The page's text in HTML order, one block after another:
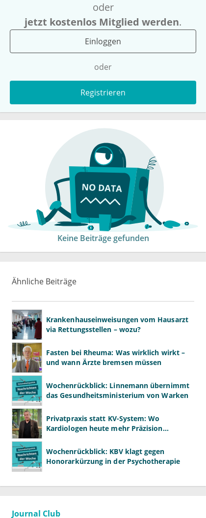
oder
jetzt kostenlos Mitglied werden.
Einloggen
oder
Registrieren
Keine Beiträge gefunden
Ähnliche Beiträge
Krankenhauseinweisungen vom Hausarzt
via Rettungsstellen – wozu?
Fasten bei Rheuma: Was wirklich wirkt –
und wann Ärzte bremsen müssen
Wochenrückblick: Linnemann übernimmt
das Gesundheitsministerium von Warken
Privatpraxis statt KV-System: Wo
Kardiologen heute mehr Präzision
entstehen
Wochenrückblick: KBV klagt gegen
Honorarkürzung in der Psychotherapie
Journal Club